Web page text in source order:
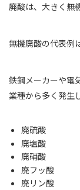
廃酸は、大きく無
無機廃酸の代表例
鉄鋼メーカーや電
業種から多く発生
廃硫酸
廃塩酸
廃硝酸
廃フッ酸
廃リン酸